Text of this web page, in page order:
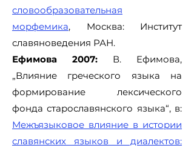
словообразовательная
морфемика, Москва: Институт
славяноведения РАН.
Ефимова 2007: В. Ефимова,
„Влияние греческого языка на
формирование лексического
фонда старославянского языка“, в:
Межъязыковое влияние в истории
славянских языков и диалектов: